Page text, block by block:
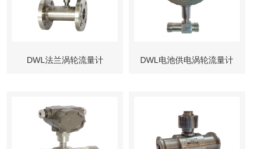
DWL法兰涡轮流量计 DWL电池供电涡轮流量计